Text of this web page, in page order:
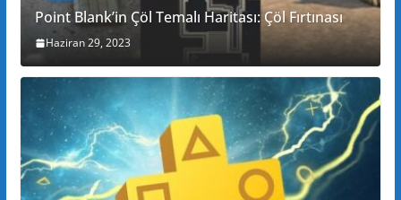
Point Blank’in Çöl Temalı Haritası: Çöl Fırtınası
Haziran 29, 2023